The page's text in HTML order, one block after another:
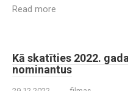
Read more
Kā skatīties 2022.
nominantus